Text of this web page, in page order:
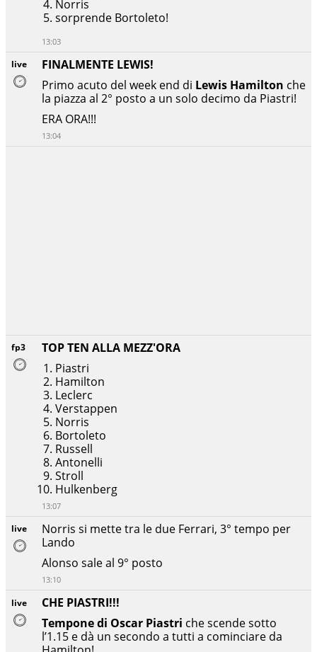
live
CHE PIASTRI!!!
Tempone di Oscar Piastri che scende sotto
l’1.15 e dà un secondo a tutti a cominciare da
live
Norris si mette tra le due Ferrari, 3° tempo per
Lando
Alonso sale al 9° posto
13:10
fp3
TOP TEN ALLA MEZZ'ORA
Piastri
Hamilton
Leclerc
Verstappen
Norris
Bortoleto
Russell
Antonelli
Stroll
Hulkenberg
13:07
live
FINALMENTE LEWIS!
Primo acuto del week end di Lewis Hamilton che
la piazza al 2° posto a un solo decimo da Piastri!
ERA ORA!!!
13:04
Norris
sorprende Bortoleto!
13:03